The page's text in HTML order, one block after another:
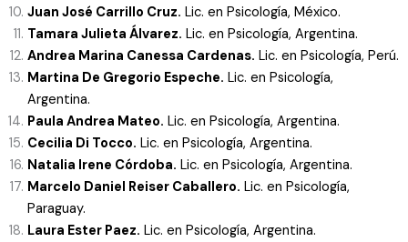
Juan José Carrillo Cruz. Lic. en Psicología, México.
Tamara Julieta Álvarez. Lic. en Psicología, Argentina.
Andrea Marina Canessa Cardenas. Lic. en Psicología, Perú.
Martina De Gregorio Espeche. Lic. en Psicología,
Argentina.
Paula Andrea Mateo. Lic. en Psicología, Argentina.
Cecilia Di Tocco. Lic. en Psicología, Argentina.
Natalia Irene Córdoba. Lic. en Psicología, Argentina.
Marcelo Daniel Reiser Caballero. Lic. en Psicología,
Paraguay.
Laura Ester Paez. Lic. en Psicología, Argentina.